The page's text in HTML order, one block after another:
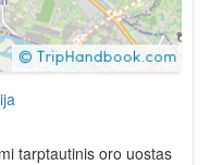
tarptautinis oro uostas